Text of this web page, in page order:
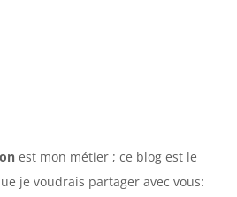
est mon métier ; ce blog est le
je voudrais partager avec vous: